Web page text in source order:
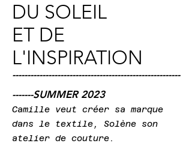
--------------------------------------------------------
-------SUMMER 2023
Camille veut créer sa marque
dans le textile, Solène son
atelier de couture.
DU SOLEIL
ET DE
L'INSPIRATION